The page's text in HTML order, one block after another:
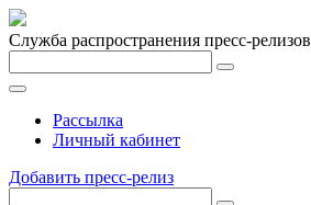
Служба распространения пресс-релизов
Рассылка
Личный кабинет
Добавить пресс-релиз